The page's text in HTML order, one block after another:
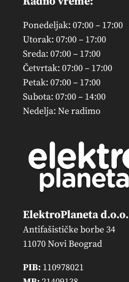
Ponedeljak: 07:00 – 17:00
Utorak: 07:00 – 17:00
Sreda: 07:00 – 17:00
Četvrtak: 07:00 – 17:00
Petak: 07:00 – 17:00
Subota: 07:00 – 14:00
Nedelja: Ne radimo
ElektroPlaneta d.o.o.
Antifašističke borbe 34
11070 Novi Beograd
PIB:110978021